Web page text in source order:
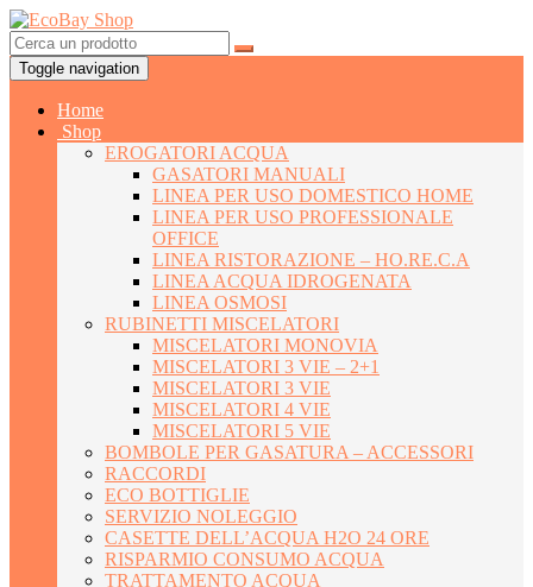
Toggle navigation
Home
Shop
EROGATORI ACQUA
GASATORI MANUALI
LINEA PER USO DOMESTICO HOME
LINEA PER USO PROFESSIONALE
OFFICE
LINEA RISTORAZIONE – HO.RE.C.A
LINEA ACQUA IDROGENATA
LINEA OSMOSI
RUBINETTI MISCELATORI
MISCELATORI MONOVIA
MISCELATORI 3 VIE – 2+1
MISCELATORI 3 VIE
MISCELATORI 4 VIE
MISCELATORI 5 VIE
BOMBOLE PER GASATURA – ACCESSORI
RACCORDI
ECO BOTTIGLIE
SERVIZIO NOLEGGIO
CASETTE DELL’ACQUA H2O 24 ORE
RISPARMIO CONSUMO ACQUA
TRATTAMENTO ACQUA